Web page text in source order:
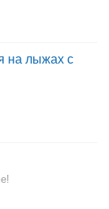
на лыжах с